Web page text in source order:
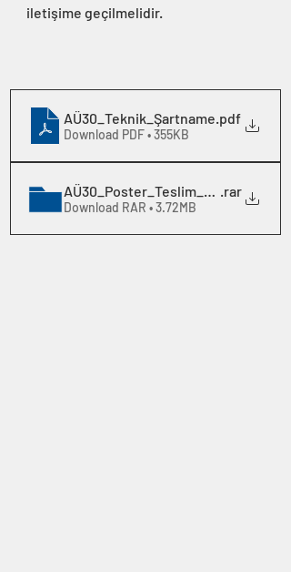
iletişime geçilmelidir.
AÜ30_Teknik_Şartname .pdf
Download PDF • 355KB
AÜ30_Poster_Teslim_Şablonları
.rar
Download RAR • 3.72MB